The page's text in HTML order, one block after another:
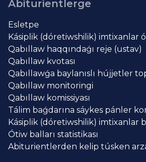
Abiturientlerge
Esletpe
Kásiplik (dóretiwshilik) imtixanlar
Qabıllaw haqqındaǵı reje (ustav)
Qabıllaw kvotası
Qabıllawǵa baylanıslı hújjetler
Qabıllaw monitoringi
Qabıllaw komissiyası
Tálim baǵdarına sáykes pánler
Kásiplik (dóretiwshilik) imtixanlar
Ótiw balları statistikası
Abiturientlerden kelip túsken